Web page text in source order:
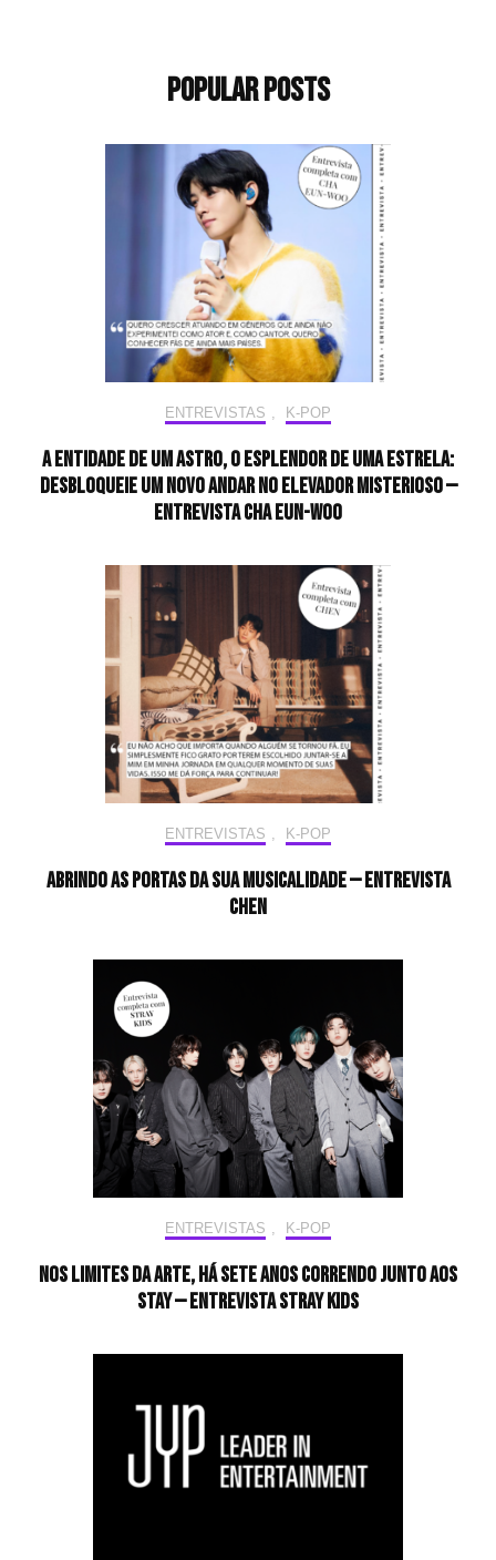
Popular Posts
ENTREVISTAS , K-POP
A entidade de um astro, o esplendor de uma estrela:
desbloqueie um novo andar no elevador misterioso —
Entrevista CHA EUN-WOO
ENTREVISTAS , K-POP
Abrindo as portas da sua musicalidade — Entrevista
CHEN
ENTREVISTAS , K-POP
Nos limites da arte, há sete anos correndo junto aos
STAY — Entrevista Stray Kids